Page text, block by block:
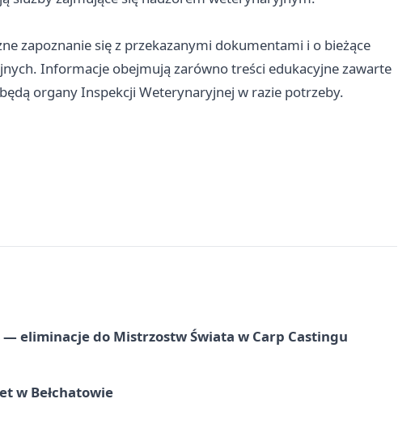
zapoznanie się z przekazanymi dokumentami i o bieżące
Informacje obejmują zarówno treści edukacyjne zawarte
organy Inspekcji Weterynaryjnej w razie potrzeby.
eliminacje do Mistrzostw Świata w Carp Castingu
w Bełchatowie